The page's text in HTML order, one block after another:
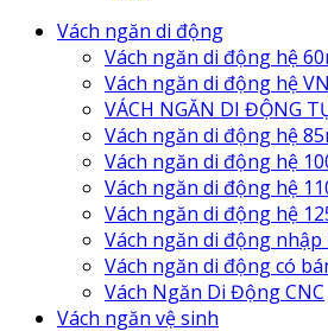
Vách ngăn di động
Vách ngăn di động hệ
Vách ngăn di động hệ
VÁCH NGĂN DI ĐỘNG
Vách ngăn di động hệ
Vách ngăn di động hệ
Vách ngăn di động hệ
Vách ngăn di động hệ
Vách ngăn di động nhập
Vách ngăn di động có
Vách Ngăn Di Động CNC
Vách ngăn vệ sinh